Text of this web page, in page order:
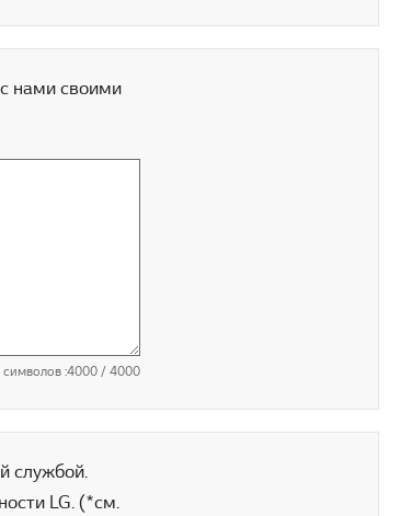
нами своими
символов :4000/ 4000
службой.
LG. (*см.